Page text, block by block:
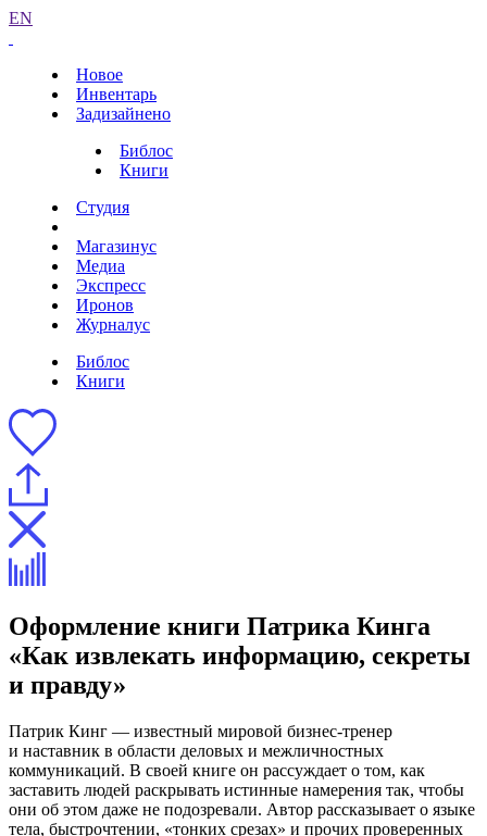
EN
Новое
Инвентарь
Задизайнено
Библос
Книги
Студия
Магазинус
Медиа
Экспресс
Иронов
Журналус
Библос
Книги
Оформление книги Патрика Кинга
«Как извлекать информацию, секреты
и правду»
Патрик Кинг — известный мировой бизнес-тренер
и наставник в области деловых и межличностных
коммуникаций. В своей книге он рассуждает о том, как
заставить людей раскрывать истинные намерения так, чтобы
они об этом даже не подозревали. Автор рассказывает о языке
тела, быстрочтении, «тонких срезах» и прочих проверенных